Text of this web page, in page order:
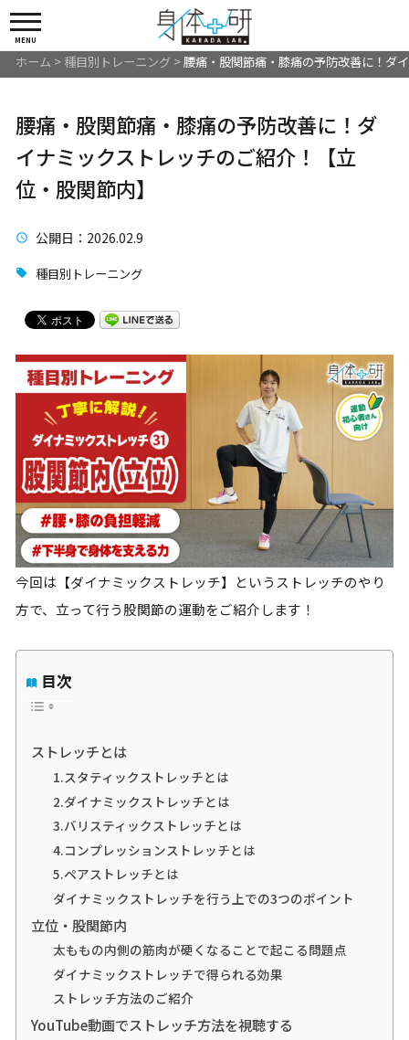
MENU
ホーム > 種目別トレーニング>腰痛・股関節痛・膝痛の予防改善に！ダ
腰痛・股関節痛・膝痛の予防改善に！ダ
イナミックストレッチのご紹介！【立
位・股関節内】
公開日 ：2026.02.9
種目別トレーニング
今回は【ダイナミックストレッチ】というストレッチのやり
方で、立って行う股関節の運動をご紹介します！
目次
ストレッチとは
1.スタティックストレッチとは
2.ダイナミックストレッチとは
3.バリスティックストレッチとは
4.コンプレッションストレッチとは
5.ペアストレッチとは
ダイナミックストレッチを行う上での3つのポイント
立位・股関節内
太ももの内側の筋肉が硬くなることで起こる問題点
ダイナミックストレッチで得られる効果
ストレッチ方法のご紹介
YouTube動画でストレッチ方法を視聴する